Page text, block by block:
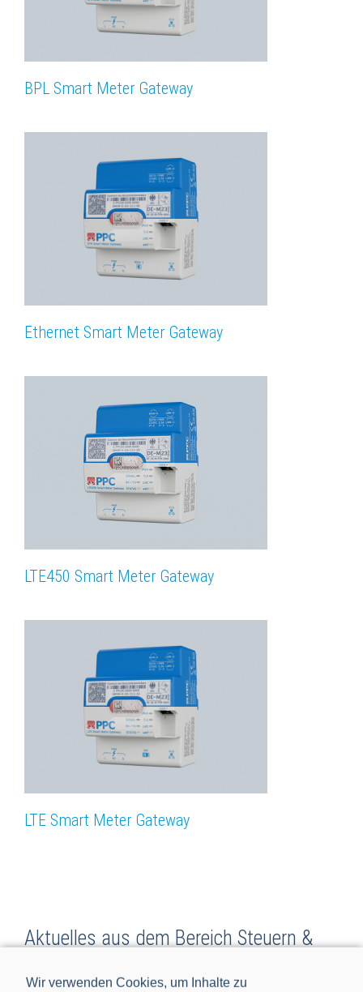
Wir verwenden Cookies, um Inhalte zu
BPL Smart Meter Gateway
Ethernet Smart Meter Gateway
LTE450 Smart Meter Gateway
LTE Smart Meter Gateway
Aktuelles aus dem Bereich Steuern &